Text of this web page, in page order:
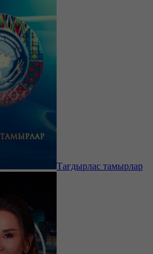
Тағдырлас тамырлар